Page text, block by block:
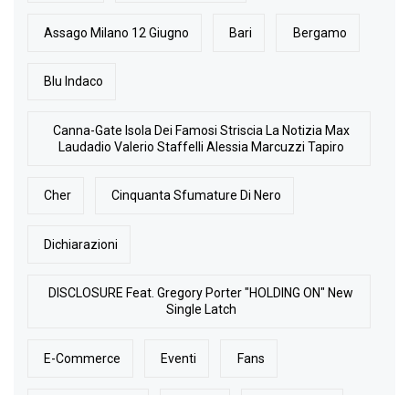
Assago Milano 12 Giugno Bari Bergamo
Blu Indaco
Canna-Gate Isola Dei Famosi Striscia La Notizia Max
Laudadio Valerio Staffelli Alessia Marcuzzi Tapiro
Cher Cinquanta Sfumature Di Nero
Dichiarazioni
DISCLOSURE Feat. Gregory Porter "HOLDING ON" New
Single Latch
E-Commerce Eventi Fans